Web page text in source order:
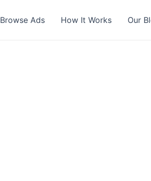
Browse Ads How It Works Our